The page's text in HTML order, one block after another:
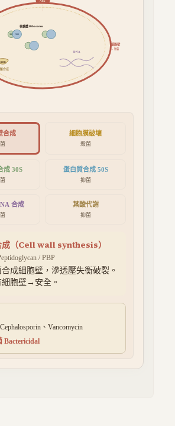
細胞壁
→ 破裂
30S 50S
核糖體 Ribosomes
DNA
DHFR
合成
Abx
合成 細胞膜破壞
殺菌
成 30S 蛋白質合成 50S
抑菌
合成 葉酸代謝
抑菌
（Cell wall synthesis）
/ PBP
合成細胞壁，滲透壓失衡破裂。
細胞壁→安全。
、Vancomycin
Bactericidal